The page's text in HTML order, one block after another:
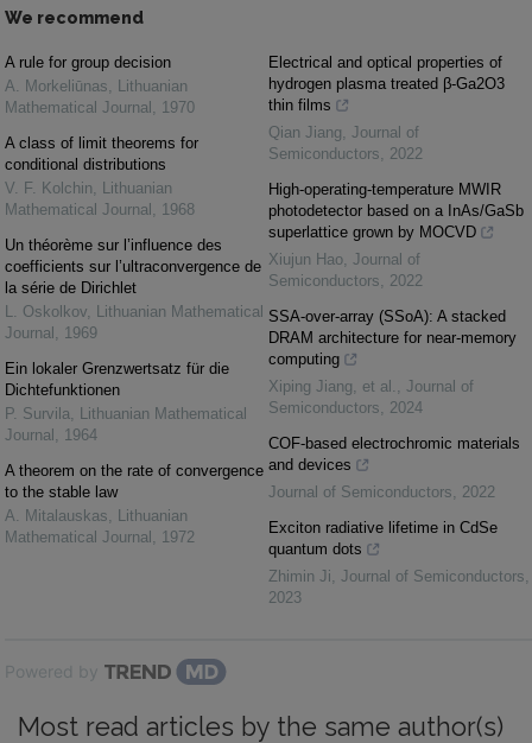
We recommend
A rule for group decision
A. Morkeliūnas
Lithuanian
Mathematical Journal
1970
A class of limit theorems for
conditional distributions
V. F. Kolchin
Lithuanian
Mathematical Journal
1968
Un théorème sur l’influence des
coefficients sur l’ultraconvergence de
la série de Dirichlet
L. Oskolkov
Lithuanian Mathematical
Journal
1969
Ein lokaler Grenzwertsatz für die
Dichtefunktionen
P. Survila
Lithuanian Mathematical
Journal
1964
A theorem on the rate of convergence
to the stable law
A. Mitalauskas
Lithuanian
Mathematical Journal
1972
Electrical and optical properties of
hydrogen plasma treated β-Ga2O3
thin films
Qian Jiang Journal of
Semiconductors
2022
High-operating-temperature MWIR
photodetector based on a InAs/GaSb
superlattice grown by MOCVD
Xiujun Hao Journal of
Semiconductors
2022
SSA-over-array (SSoA): A stacked
DRAM architecture for near-memory
computing
Xiping Jiang, et al.
Journal of
Semiconductors
2024
COF-based electrochromic materials
and devices
Journal of Semiconductors
2022
Exciton radiative lifetime in CdSe
quantum dots
Zhimin Ji Journal of Semiconductors
2023
Powered by
Most read articles by the same author(s)